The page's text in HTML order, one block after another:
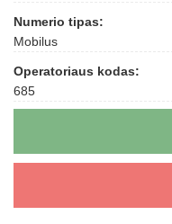
Numerio tipas:
Mobilus
Operatoriaus kodas:
685